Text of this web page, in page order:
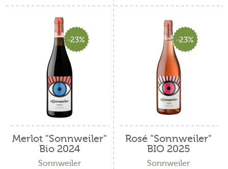
-23%
Merlot "Sonnweiler"
Bio 2024
Sonnweiler
-23%
Rosé "Sonnweiler"
BIO 2025
Sonnweiler